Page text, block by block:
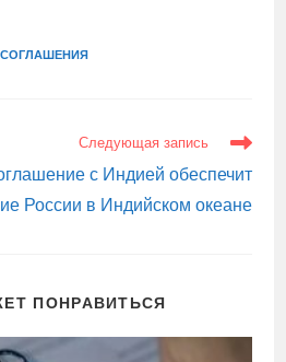
Следующая запись
с Индией обеспечит
России в Индийском океане
ПОНРАВИТЬСЯ